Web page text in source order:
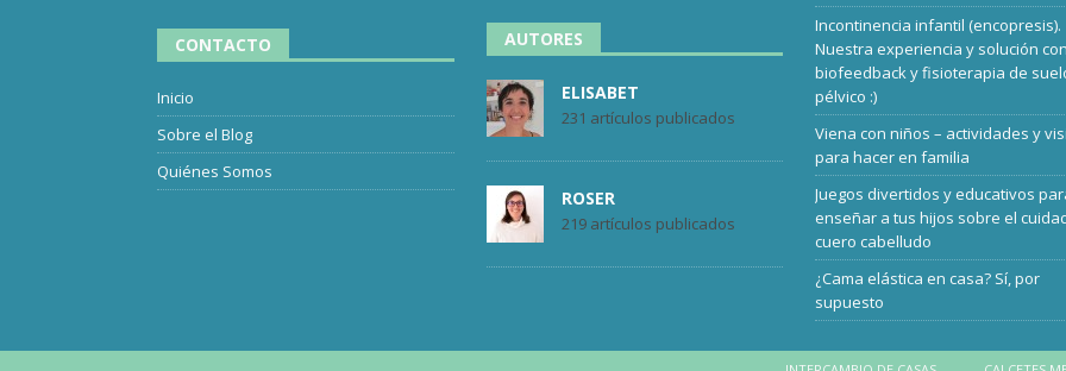
CONTACTO
Inicio
Sobre el Blog
Quiénes Somos
AUTORES
ELISABET
231 artículos publicados
ROSER
219 artículos publicados
Incontinencia infantil (encopresis).
Nuestra experiencia y solución
biofeedback y fisioterapia de
pélvico :)
Viena con niños – actividades y
para hacer en familia
Juegos divertidos y educativos
enseñar a tus hijos sobre el
cuero cabelludo
¿Cama elástica en casa? Sí, por
supuesto